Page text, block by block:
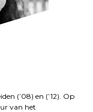
(’08) en (’12). Op
van het